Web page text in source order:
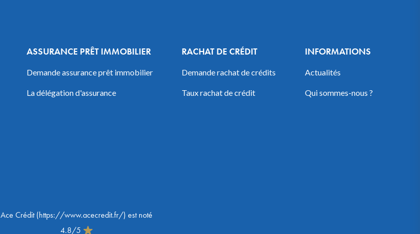
ASSURANCE PRÊT IMMOBILIER
Demande assurance prêt immobilier
La délégation d'assurance
RACHAT DE CRÉDIT
Demande rachat de crédits
Taux rachat de crédit
INFORMATIONS
Actualités
Qui sommes-nous ?
Ace Crédit(https://www.acecredit.fr/) est noté
4.8/5